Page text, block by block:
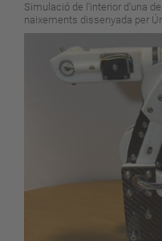
Simulació de l'interior d'una
naixements dissenyada per